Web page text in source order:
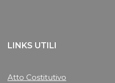
LINKS UTILI
Atto Costitutivo